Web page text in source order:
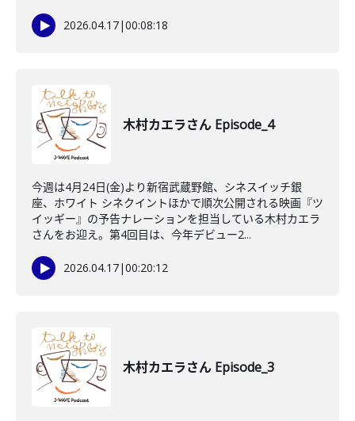
2026.04.17|00:08:18
木村カエラさん Episode_4
今週は4月24日(金)より新宿武蔵野館、シネスイッチ銀
座、ホワイト シネクイントほかで順次公開される映画『ツ
イッギー』の予告ナレーションを担当している木村カエラ
さんをお迎え。第4回目は、今年デビュー2...
2026.04.17|00:20:12
木村カエラさん Episode_3